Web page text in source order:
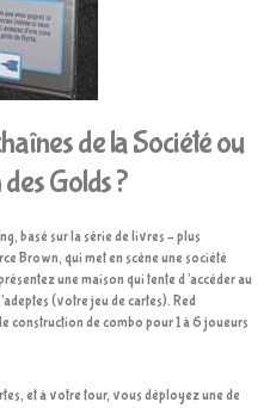
de la Société ou
Golds ?
basé sur la série de livres – plus
Brown, qui met en scène une société
une maison qui tente d’accéder au
(votre jeu de cartes). Red
construction de combo pour 1 à 6 joueurs
et à votre tour, vous déployez une de